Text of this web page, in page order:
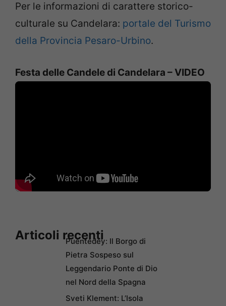
Per le informazioni di carattere storico-
culturale su Candelara: portale del Turismo
della Provincia Pesaro-Urbino.
Festa delle Candele di Candelara – VIDEO
Articoli recentiPuentedey: Il Borgo di
Pietra Sospeso sul
Leggendario Ponte di Dio
nel Nord della Spagna
Sveti Klement: L’Isola